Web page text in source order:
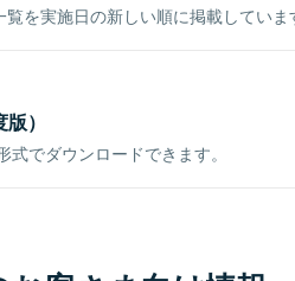
を実施日の新しい順に掲載していま
）
でダウンロードできます。